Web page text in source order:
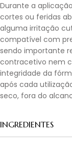
Durante a
cortes ou feridas
alguma irritação
compatível com
sendo importante
contracetivo nem
integridade da
após cada
seco, fora do
INGREDIENTES